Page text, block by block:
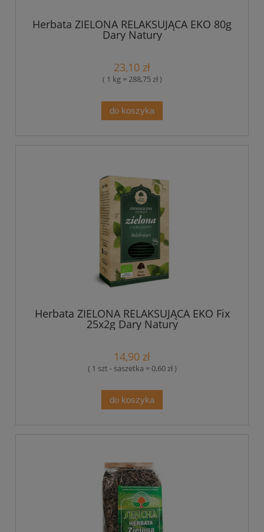
Herbata ZIELONA RELAKSUJĄCA EKO 80g
Dary Natury
23,10 zł
( 1 kg = 288,75 zł )
do koszyka
Herbata ZIELONA RELAKSUJĄCA EKO Fix
25x2g Dary Natury
14,90 zł
( 1 szt - saszetka = 0,60 zł )
do koszyka